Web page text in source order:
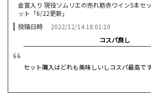
金賞入り 現役ソムリエの売れ筋赤ワイン5本セ
ット「6/22更新」
投稿日時
2022/12/14 18:01:10
コスパ良し
セット購入はどれも美味しいしコスパ最高です